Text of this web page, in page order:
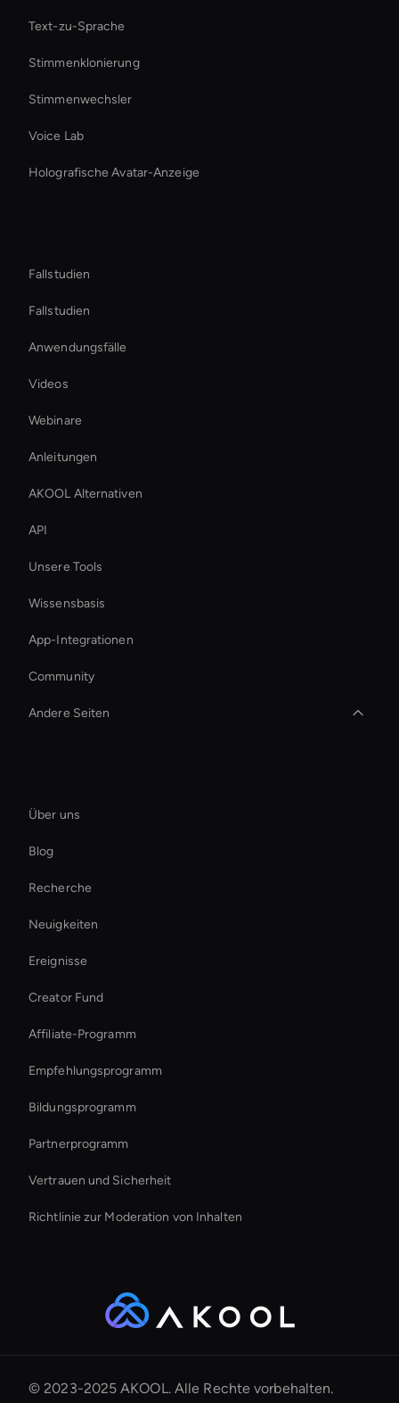
Text-zu-Sprache
Stimmenklonierung
Stimmenwechsler
Voice Lab
Holografische Avatar-Anzeige
Fallstudien
Fallstudien
Anwendungsfälle
Videos
Webinare
Anleitungen
AKOOL Alternativen
API
Unsere Tools
Wissensbasis
App-Integrationen
Community
Andere Seiten
AI-Video-Meme-Generator
Hologram Avatar
Best Real-Time Ai Avatar Software
KI-Video-Untertitelgenerator
Digital Twin For Meetings
Sprache in Video umwandeln
Über uns
Blog
Recherche
Neuigkeiten
Ereignisse
Creator Fund
Affiliate-Programm
Empfehlungsprogramm
Bildungsprogramm
Partnerprogramm
Vertrauen und Sicherheit
Richtlinie zur Moderation von Inhalten
© 2023-2025 AKOOL. Alle Rechte vorbehalten.